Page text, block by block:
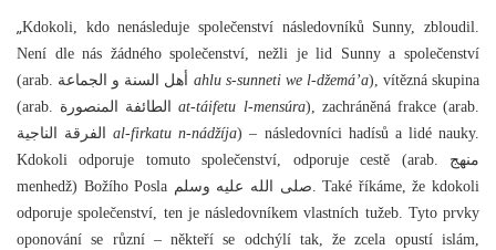
„Kdokoli, kdo nenásleduje společenství následovníků Sunny, zbloudil.
Není dle nás žádného společenství, nežli je lid Sunny a společenství
ahlu s-sunneti we l-džemá’a), vítězná skupina
(arab. الطائفة المنصورةat-táifetu l-mensúra), zachráněná frakce (arab.
الفرقة الناجيةal-firkatu n-nádžíja) – následovníci hadísů a lidé nauky.
Kdokoli odporuje tomuto společenství, odporuje cestě (arab. منهج
menhedž) Božího Posla صلى الله عليه وسلم. Také říkáme, že kdokoli
odporuje společenství, ten je následovníkem vlastních tužeb. Tyto prvky
oponování se různí – někteří se odchýlí tak, že zcela opustí islám,